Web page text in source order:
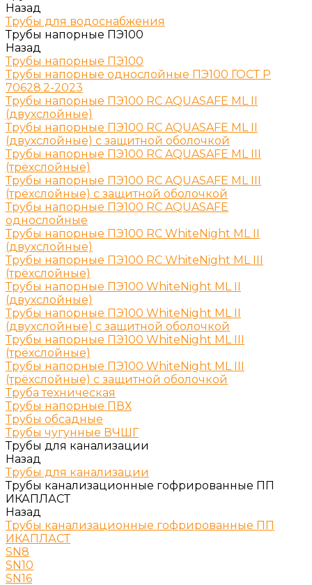
Назад
Трубы для водоснабжения
Трубы напорные ПЭ100
Назад
Трубы напорные ПЭ100
Трубы напорные однослойные ПЭ100 ГОСТ Р
70628.2-2023
Трубы напорные ПЭ100 RC AQUASAFE ML II
(двухслойные)
Трубы напорные ПЭ100 RC AQUASAFE ML II
(двухслойные) с защитной оболочкой
Трубы напорные ПЭ100 RC AQUASAFE ML III
(трёхслойные)
Трубы напорные ПЭ100 RC AQUASAFE ML III
(трёхслойные) с защитной оболочкой
Трубы напорные ПЭ100 RC AQUASAFE
однослойные
Трубы напорные ПЭ100 RC WhiteNight ML II
(двухслойные)
Трубы напорные ПЭ100 RC WhiteNight ML III
(трёхслойные)
Трубы напорные ПЭ100 WhiteNight ML II
(двухслойные)
Трубы напорные ПЭ100 WhiteNight ML II
(двухслойные) с защитной оболочкой
Трубы напорные ПЭ100 WhiteNight ML III
(трёхслойные)
Трубы напорные ПЭ100 WhiteNight ML III
(трёхслойные) с защитной оболочкой
Труба техническая
Трубы напорные ПВХ
Трубы обсадные
Трубы чугунные ВЧШГ
Трубы для канализации
Назад
Трубы для канализации
Трубы канализационные гофрированные ПП
ИКАПЛАСТ
Назад
Трубы канализационные гофрированные ПП
ИКАПЛАСТ
SN8
SN10
SN16